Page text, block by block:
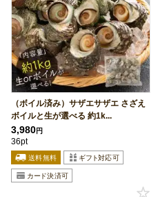
（ボイル済み）サザエサザエ さざえ
ボイルと生が選べる 約1k...
3,980円
36pt